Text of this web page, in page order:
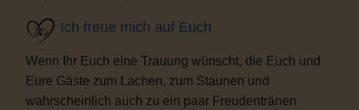
Ich freue mich auf Euch
Wenn Ihr Euch eine Trauung wünscht, die Euch und
Eure Gäste zum Lachen, zum Staunen und
wahrscheinlich auch zu ein paar Freudentränen